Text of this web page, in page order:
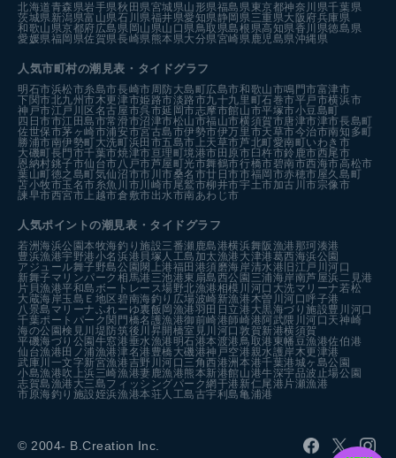
北海道青森県岩手県秋田県宮城県山形県福島県東京都神奈川県千葉県
茨城県新潟県富山県石川県福井県愛知県静岡県三重県大阪府兵庫県
和歌山県京都府広島県 岡山県山口県鳥取県島根県高知県香川県徳島県
愛媛県福岡県佐賀県長崎県熊本県大分県宮崎県鹿児島県沖縄県
人気市町村の潮見表・タイドグラフ
明石市浜松市糸島市長崎市周防大島町広島市和歌山市鳴門市富津市
下関市北九州市木更津市姫路市淡路市九十九里町石巻市平戸市横浜市
神戸市江戸川区 名古屋市呉市延岡市志摩市館山市平塚市小豆島町
四日市市江田島市常滑市沼津市松山市福山市横須賀市唐津市津市長島町
佐世保市茅ヶ崎市浦安市宮古島市伊勢市伊万里市天草市今治市南知多町
勝浦市南伊勢町大洗町浜田市五島市 上天草市芦北町愛南町いわき市
大磯町長門市千葉市焼津市亘理町境港市 田原市 臼杵市鈴鹿市西尾市
恩納村銚子市仙台市八戸市芦屋町光市舞鶴市行橋市碧南市西海市高松市
葉山町徳之島町気仙沼市市川市桑名市廿日市市福岡市赤穂市屋久島町
苫小牧市玉名市糸魚川市川崎市尾鷲市柳井市宇土市加古川市宗像市
諫早市西宮市 上越市倉敷市出水市南あわじ市
人気ポイントの潮見表・タイドグラフ
若洲海浜公園本牧海釣り施設三番瀬 鹿島港横浜舞阪漁港 那珂湊港
豊浜漁港宇野港小名浜港 貝塚人工島 加太漁港 大津港葛西海浜公園
アジュール舞子野島公園 閖上港福田港須磨海岸清水港 旧江戸川河口
新舞子マリンパーク 相馬港 三池港東扇島西公園 三浦海岸南芦屋浜二見港
片貝漁港平和島ボートレース場野北漁港相模川河口 大洗マリーナ若松
大蔵海岸玉島Ｅ地区 碧南海釣り広場波崎新漁港木曽川河口 呼子港
八景島マリーナふれーゆ裏飯岡漁港羽田 日立港 大黒海づり施設豊川河口
千葉ポートパーク 関門橋名護漁港御前崎港師崎港 阿武隈川河口 天神崎
海の公園検見川堤防筑後川昇開橋室見川河口敦賀新港横須賀
平磯海づり公園 牛窓港垂水漁港 明石港本渡港鳥取港 東幡豆漁港佐伯港
仙台漁港 田ノ浦漁港津名港 豊橋 大磯港神戸空港親水護岸木更津港
武庫川一文字新宮漁港吉野川河口 三角西港洲本港千葉港城ヶ島公園
小島漁港吹上浜三崎漁港妻鹿漁港熊本新港館山港牛深宇品波止場公園
志賀島漁港 大三島フィッシングパーク網干港 新仁尾港 片瀬漁港
市原海釣り施設姪浜漁港本荘人工島古宇利島亀浦港
© 2004- B.Creation Inc.